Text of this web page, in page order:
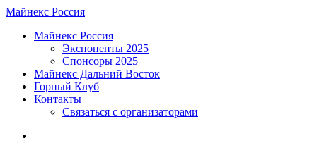
Skip
main
Майнекс Россия
Menu
Майнекс Россия
Экспоненты 2025
Спонсоры 2025
Майнекс Дальний Восток
Горный Клуб
Контакты
Связаться с организаторами